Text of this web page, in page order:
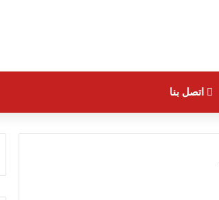
اتصل بنا